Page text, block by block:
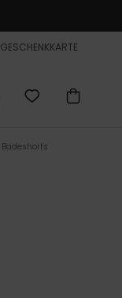
GESCHENKKARTE
Badeshorts